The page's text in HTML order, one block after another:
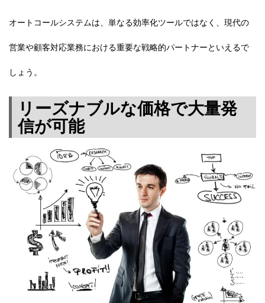
オートコールシステムは、単なる効率化ツールではなく、現代の
営業や顧客対応業務における重要な戦略的パートナーといえるで
しょう。
リーズナブルな価格で大量発
信が可能